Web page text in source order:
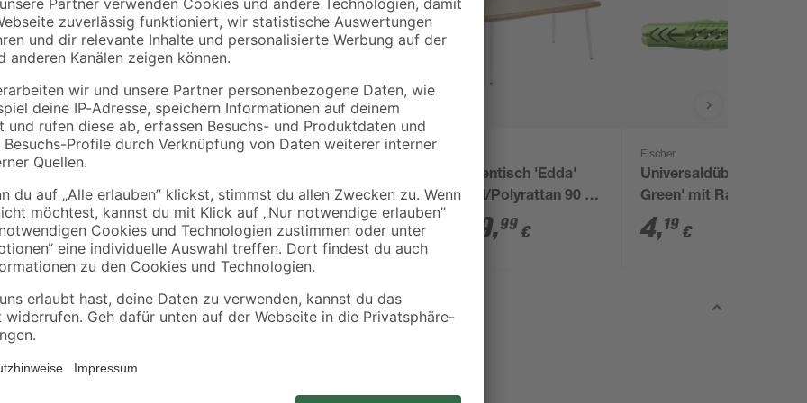
cm
gelocht 10,2 x 6,2 cm
G120 10 Stück
12,99 €
gelocht 10,2 x 6,2 cm
G60 10 Stück
12,99€
Gartentisch 'Edda'
Stahl/Polyrattan 90 x
74 x 150 cm
199,99 €
Fischer
Universaldübel 'UX
Green' mit Rand,
Rundhaken Ø 8 x 50
mm, 4 Stück
4,19 €